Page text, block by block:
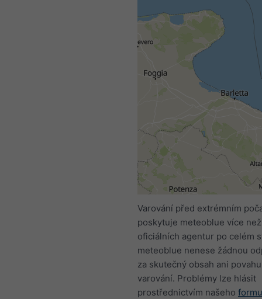
Varování před extrémním
poskytuje meteoblue více
oficiálních agentur po celém
meteoblue nenese žádnou
za skutečný obsah ani
varování. Problémy lze hlásit
prostřednictvím našeho